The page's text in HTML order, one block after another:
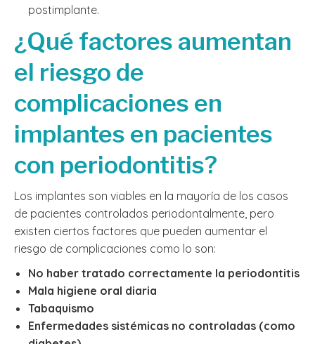
postimplante.
¿Qué factores aumentan
el riesgo de
complicaciones en
implantes en pacientes
con periodontitis?
Los implantes son viables en la mayoría de los casos
de pacientes controlados periodontalmente, pero
existen ciertos factores que pueden aumentar el
riesgo de complicaciones como lo son:
No haber tratado correctamente la periodontitis
Mala higiene oral diaria
Tabaquismo
Enfermedades sistémicas no controladas (como